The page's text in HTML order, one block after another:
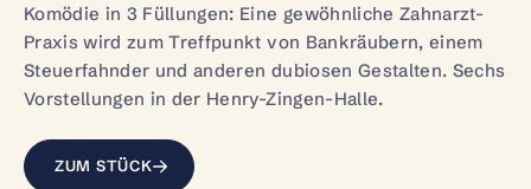
Komödie in 3 Füllungen: Eine gewöhnliche Zahnarzt-
Praxis wird zum Treffpunkt von Bankräubern, einem
Steuerfahnder und anderen dubiosen Gestalten. Sechs
Vorstellungen in der Henry-Zingen-Halle.
ZUM STÜCK